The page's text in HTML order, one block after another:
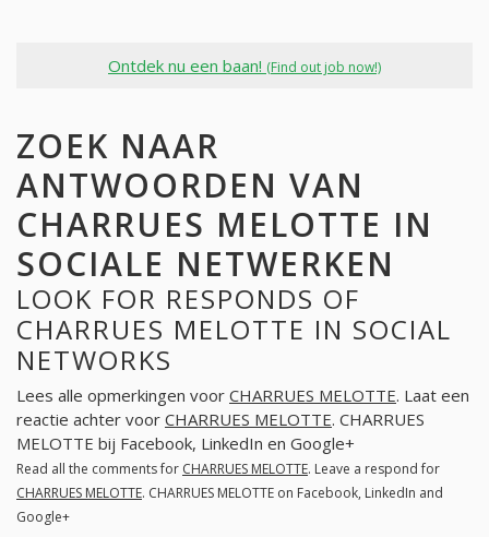
Ontdek nu een baan! (Find out job now!)
ZOEK NAAR
ANTWOORDEN VAN
CHARRUES MELOTTE IN
SOCIALE NETWERKEN
LOOK FOR RESPONDS OF
CHARRUES MELOTTE IN SOCIAL
NETWORKS
Lees alle opmerkingen voor CHARRUES MELOTTE. Laat een
reactie achter voor CHARRUES MELOTTE. CHARRUES
MELOTTE bij Facebook, LinkedIn en Google+
Read all the comments for CHARRUES MELOTTE. Leave a respond for
CHARRUES MELOTTE. CHARRUES MELOTTE on Facebook, LinkedIn and
Google+